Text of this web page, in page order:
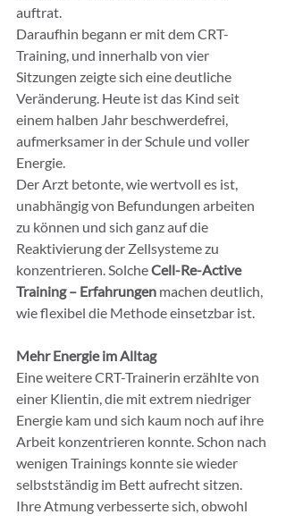
auftrat.
Daraufhin begann er mit dem CRT-
Training, und innerhalb von vier
Sitzungen zeigte sich eine deutliche
Veränderung. Heute ist das Kind seit
einem halben Jahr beschwerdefrei,
aufmerksamer in der Schule und voller
Energie.
Der Arzt betonte, wie wertvoll es ist,
unabhängig von Befundungen arbeiten
zu können und sich ganz auf die
Reaktivierung der Zellsysteme zu
konzentrieren. Solche Cell-Re-Active
Training – Erfahrungen machen deutlich,
wie flexibel die Methode einsetzbar ist.
Mehr Energie im Alltag
Eine weitere CRT-Trainerin erzählte von
einer Klientin, die mit extrem niedriger
Energie kam und sich kaum noch auf ihre
Arbeit konzentrieren konnte. Schon nach
wenigen Trainings konnte sie wieder
selbstständig im Bett aufrecht sitzen.
Ihre Atmung verbesserte sich, obwohl